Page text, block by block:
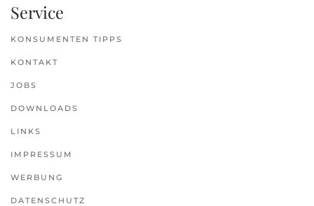
Service
KONSUMENTEN TIPPS
KONTAKT
JOBS
DOWNLOADS
LINKS
IMPRESSUM
WERBUNG
DATENSCHUTZ